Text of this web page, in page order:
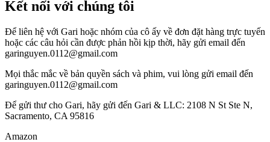
Kết nối với chúng tôi
Để liên hệ với Gari hoặc nhóm của cô ấy về đơn đặt hàng trực tuyến
hoặc các câu hỏi cần được phản hồi kịp thời, hãy gửi email đến
garinguyen.0112@gmail.com
Mọi thắc mắc về bản quyền sách và phim, vui lòng gửi email đến
garinguyen.0112@gmail.com
Để gửi thư cho Gari, hãy gửi đến Gari & LLC: 2108 N St Ste N,
Sacramento, CA 95816
Amazon